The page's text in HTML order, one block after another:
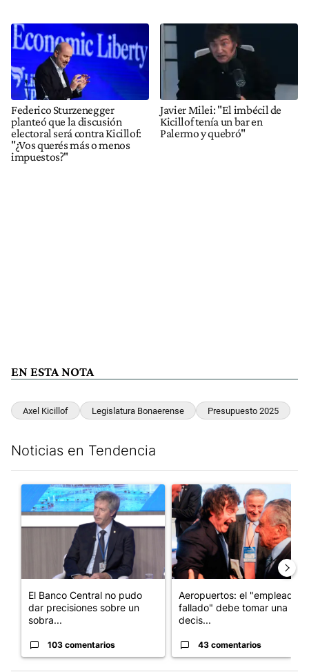
Federico Sturzenegger
planteó que la discusión
electoral será contra Kicillof:
"¿Vos querés más o menos
impuestos?"
Javier Milei: "El imbécil de
Kicillof tenía un bar en
Palermo y quebró"
EN ESTA NOTA
Axel Kicillof Legislatura Bonaerense Presupuesto 2025
Noticias en Tendencia
Un artículo de tendencia con el título "El Banco Central no
El Banco Central no pudo
dar precisiones sobre un
sobra...
103 comentarios
Un artículo de tendencia con
Aeropuertos: el "empleado
fallado" debe tomar una
decis...
43 comentarios